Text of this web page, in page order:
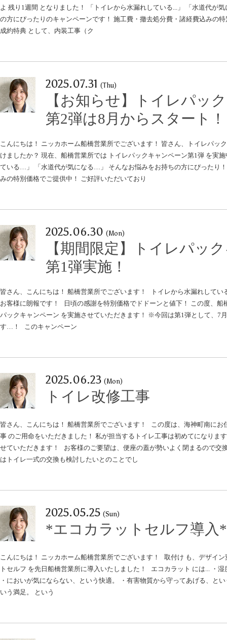
よ 残り1週間 となりました！ 「トイレから水漏れしている...」 「水道代が
の方にぴったりのキャンペーンです！ 施工費・撤去処分費・諸経費込みの
成約特典 として、内装工事（ク
2025.07.31 (Thu)
【お知らせ】トイレパッ
第2弾は8月からスタート！
こんにちは！ ニッカホーム船橋営業所でございます！ 皆さん、トイレパッ
けましたか？ 現在、船橋営業所では トイレパックキャンペーン第1弾 を実
ている…」 「水道代が気になる…」 そんなお悩みをお持ちの方にぴったり
みの特別価格でご提供中！ ご好評いただいており
2025.06.30 (Mon)
【期間限定】トイレパッ
第1弾実施！
皆さん、こんにちは！ 船橋営業所でございます！ トイレから水漏れしてい
お客様に朗報です！ 日頃の感謝を特別価格でドドーンと値下！ この度、船
パックキャンペーン を実施させていただきます！ ※今回は第1弾として、7
す…！ このキャンペーン
2025.06.23 (Mon)
トイレ改修工事
皆さん、こんにちは！ 船橋営業所でございます！ この度は、海神町南にお
事 のご用命をいただきました！ 私が担当するトイレ工事は初めてになりま
せていただきます！ お客様のご要望は、便座の蓋が勢いよく閉まるので交
はトイレ一式の交換も検討したいとのことでし
2025.05.25 (Sun)
*エコカラットセルフ導入*
こんにちは！ ニッカホーム船橋営業所でございます！ 取付け も、デザイ
トセルフ を先日船橋営業所に導入いたしました！ エコカラット には... ・
・においが気にならない、という快適。 ・有害物質から守ってあげる、と
いう満足。 という
名古屋リフォーム&増改築のニッカホーム株式会社
Copyright © 2013 Nikka-Home Corporation. All